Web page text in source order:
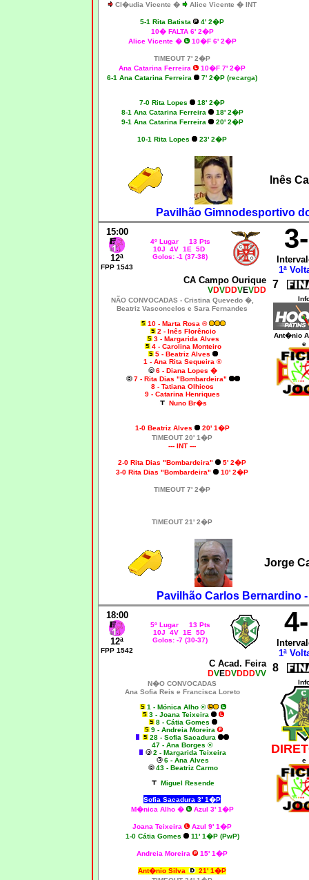
Cl�udia Vicente �
Alice Vicente � INT
5-1 Rita Batista
4' 2�P
10� FALTA 6' 2�P
Alice Vicente �
10�F 6' 2�P
TIMEOUT 7' 2�P
Ana Catarina Ferreira
10�F 7' 2�P
6-1 Ana Catarina Ferreira
7' 2�P (recarga)
7-0 Rita Lopes
18' 2�P
8-1 Ana Catarina Ferreira
18' 2�P
9-1 Ana Catarina Ferreira
20' 2�P
10-1 Rita Lopes 23' 2�P
Inês
Pavilhão Gimnodesportivo
15:00
12ª
FPP 1543
4º Lugar 13 Pts
10J 4V 1E 5D
Golos: -1 (37-38)
3
1ª
CA Campo Ourique
VDVDDVEVDD 7
NÃO CONVOCADAS - Cristina Quevedo �,
Beatriz Vasconcelos e Sara Fernandes
10 - Marta Rosa ®
2 - Inês Florêncio
3 - Margarida Alves
4 - Carolina Monteiro
5 - Beatriz Alves
1 - Ana Rita Sequeira ®
6 - Diana Lopes �
7 - Rita Dias "Bombardeira"
8 - Tatiana Olhicos
9 - Catarina Henriques
Nuno Br�s
1-0 Beatriz Alves
20' 1�P
TIMEOUT 20' 1�P
--- INT ---
2-0 Rita Dias "Bombardeira"
5' 2�P
3-0 Rita Dias "Bombardeira"
10' 2�P
TIMEOUT 7' 2�P
TIMEOUT 21' 2�P
Ant�nio
e
Jorge
Pavilhão Carlos Bernardino
18:00
12ª
FPP 1542
5º Lugar 13 Pts
10J 4V 1E 5D
Golos: -7 (30-37)
4
1ª
C Acad. Feira
DVEDVDDDVV 8
N�O CONVOCADAS
Ana Sofia Reis e Francisca Loreto
1 - Mónica Alho ®
3 - Joana Teixeira
8 - Cátia Gomes
9 - Andreia Moreira
28 - Sofia Sacadura
47 - Ana Borges ®
2 - Margarida Teixeira
6 - Ana Alves
43 - Beatriz Carmo
Miguel Resende
Sofia Sacadura 3' 1�P
M�nica Alho �
Azul 3' 1�P
Joana Teixeira
Azul 9' 1�P
1-0 Cátia Gomes
11' 1�P (PwP)
Andreia Moreira 15' 1�P
Ant�nio Silva
21' 1�P
e